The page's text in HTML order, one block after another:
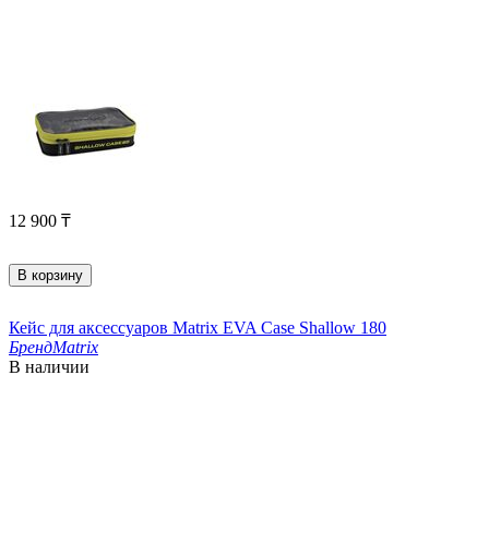
12 900 ₸
В корзину
Кейс для аксессуаров Matrix EVA Case Shallow 180
БрендMatrix
В наличии